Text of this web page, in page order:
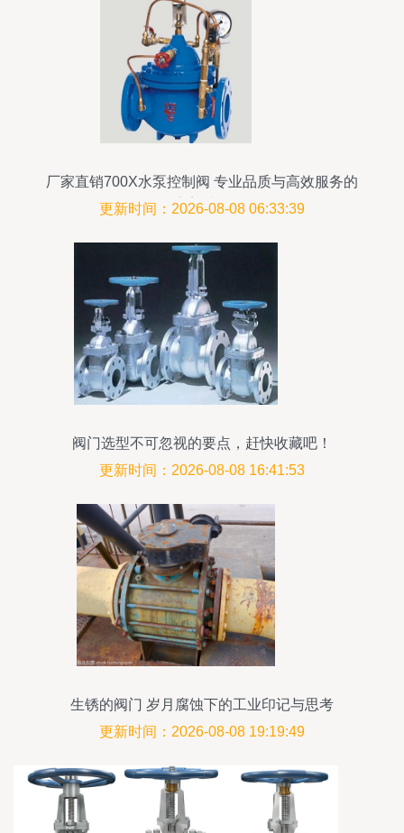
厂家直销700X水泵控制阀 专业品质与高效服务的
完美结合
更新时间：2026-08-08 06:33:39
阀门选型不可忽视的要点，赶快收藏吧！
更新时间：2026-08-08 16:41:53
生锈的阀门 岁月腐蚀下的工业印记与思考
更新时间：2026-08-08 19:19:49